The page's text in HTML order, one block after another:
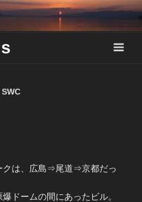
クは、広島⇒尾道⇒京都だっ
ドームの間にあったビル。